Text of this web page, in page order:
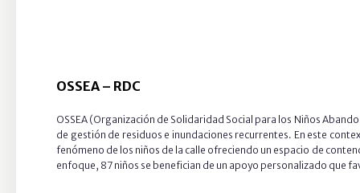
OSSEA – RDC
OSSEA (Organización de Solidaridad Social para los Niños
de gestión de residuos e inundaciones recurrentes. En este
fenómeno de los niños de la calle ofreciendo un espacio de
enfoque, 87 niños se benefician de un apoyo personalizado que